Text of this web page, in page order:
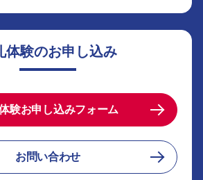
体験のお申し込み
験お申し込みフォーム
お問い合わせ